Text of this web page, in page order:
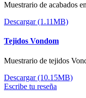
Muestrario de acabados
Descargar (1.11MB)
Tejidos Vondom
Muestrario de tejidos
Descargar (10.15MB)
Escribe tu reseña